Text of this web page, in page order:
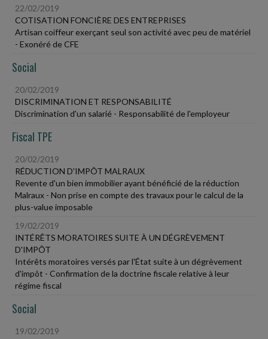
22/02/2019
COTISATION FONCIÈRE DES ENTREPRISES
Artisan coiffeur exerçant seul son activité avec peu de matériel
- Exonéré de CFE
Social
20/02/2019
DISCRIMINATION ET RESPONSABILITÉ
Discrimination d'un salarié - Responsabilité de l'employeur
Fiscal TPE
20/02/2019
RÉDUCTION D'IMPÔT MALRAUX
Revente d'un bien immobilier ayant bénéficié de la réduction
Malraux - Non prise en compte des travaux pour le calcul de la
plus-value imposable
19/02/2019
INTÉRÊTS MORATOIRES SUITE À UN DÉGRÈVEMENT
D'IMPÔT
Intérêts moratoires versés par l'État suite à un dégrèvement
d'impôt - Confirmation de la doctrine fiscale relative à leur
régime fiscal
Social
19/02/2019